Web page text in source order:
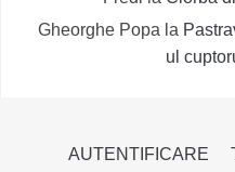
Gheorghe Popa la
ul
AUTENTIFICARE